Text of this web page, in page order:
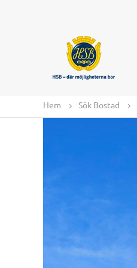
Hem Sök Bostad